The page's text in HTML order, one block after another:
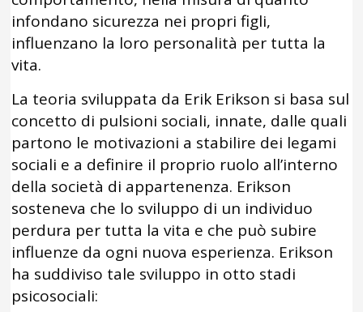
infondano sicurezza nei propri figli,
influenzano la loro personalità per tutta la
vita.
La teoria sviluppata da Erik Erikson si basa sul
concetto di pulsioni sociali, innate, dalle quali
partono le motivazioni a stabilire dei legami
sociali e a definire il proprio ruolo all’interno
della società di appartenenza. Erikson
sosteneva che lo sviluppo di un individuo
perdura per tutta la vita e che può subire
influenze da ogni nuova esperienza. Erikson
ha suddiviso tale sviluppo in otto stadi
psicosociali: